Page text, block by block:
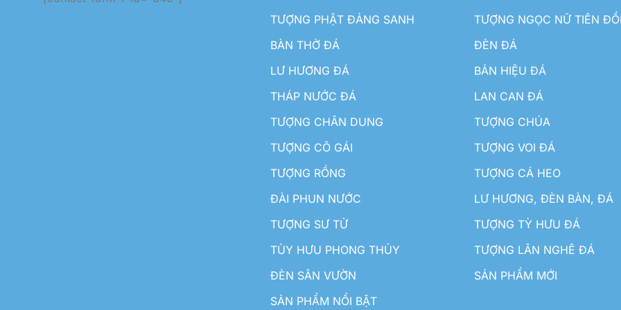
TƯỢNG PHẬT ĐẢNG SANH
TƯỢNG NGỌC NỮ TIÊN
BÀN THỜ ĐÁ
ĐÈN ĐÁ
LƯ HƯƠNG ĐÁ
BẢN HIỆU ĐÁ
THÁP NƯỚC ĐÁ
LAN CAN ĐÁ
TƯỢNG CHÂN DUNG
TƯỢNG CHÚA
TƯỢNG CÔ GÁI
TƯỢNG VOI ĐÁ
TƯỢNG RỒNG
TƯỢNG CÁ HEO
ĐÀI PHUN NƯỚC
LƯ HƯƠNG, ĐÈN BÀN, ĐÁ
TƯỢNG SƯ TỬ
TƯỢNG TỲ HƯU ĐÁ
TÙY HƯU PHONG THỦY
TƯỢNG LÂN NGHÊ ĐÁ
ĐÈN SÂN VƯỜN
SẢN PHẨM MỚI
SẢN PHẨM NỔI BẬT